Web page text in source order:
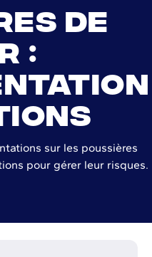
de
:
sur les poussières
pour gérer leur risques.